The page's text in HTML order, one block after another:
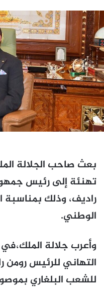
بعث صاحب الجلالة
تهنئة إلى رئيس
راديف، وذلك بمناسبة
الوطني.
وأعرب جلالة
التهاني للرئيس رومن
للشعب البلغاري